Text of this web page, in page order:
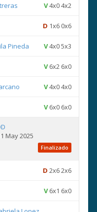
V4x0 4x2
D 1x6 0x6
Pineda V4x0 5x3
V6x2 6x0
V4x0 4x0
V6x0 6x0
May 2025
Finalizado
D 2x6 2x6
V6x1 6x0